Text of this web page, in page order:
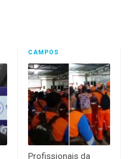
CAMPOS
Profissionais da